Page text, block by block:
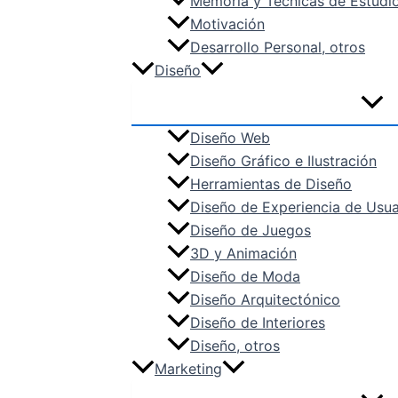
Motivación
Desarrollo Personal, otros
Diseño
Diseño Web
Diseño Gráfico e Ilustración
Herramientas de Diseño
Diseño de Experiencia de
Diseño de Juegos
3D y Animación
Diseño de Moda
Diseño Arquitectónico
Diseño de Interiores
Diseño, otros
Marketing